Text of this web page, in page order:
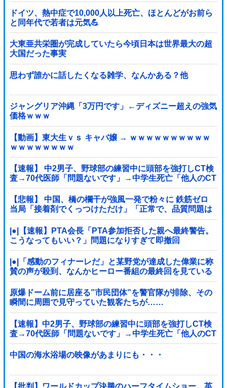
ドイツ、熱中症で10,000人以上死亡、ほとんどがお前ら
と同年代で若者は元気💪
大東亜共栄圏が完成していたら今頃日本は世界最大の超
大国だった事実
思わず誰かに話したくなる雑学、なんかある？他
ジャングリア沖縄「3万円です」←ディズニー超えの強気
価格ｗｗｗ
【動画】東大生ｖｓ キャバ嬢 → ｗｗｗｗｗｗｗｗｗｗ
ｗｗｗｗｗｗｗｗ
【速報】 中2男子、野球部の練習中に頭部を強打しCT検
査→70代医師「問題ないです」→中学生死亡「他人のCT
画像みてました」
【悲報】 中国、橋の欄干が強風一発で粉々に 鉄筋ゼロ
当局「接着剤でくっつけただけ」「正常で、品質問題は
ない」
|●|【速報】PTA会長「PTA参加拒否した親へ最終警告。
こうなってもいい？」問題になりすぎて即撤回
|●|「感動のフィナーレだ」と某野党が達成した偉業に称
賛の声が殺到、なんかヒーロー番組の最終回を見ている
ような気分に……
原爆ドーム前に居座る”市民団体”を警官隊が排除、その
瞬間に周囲で見守っていた観客たちが……
【速報】中2男子、野球部の練習中に頭部を強打しCT検
査→70代医師「問題ないです」→中学生死亡「他人のCT
画像みてました」
中国の海水浴場の映像があまりにも・・・
【批判】ワールドカップ決勝のハーフタイムショー、英